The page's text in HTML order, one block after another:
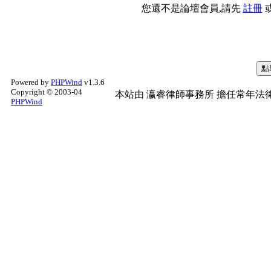
您還不是論壇會員,請先 註冊
Powered by PHPWind v1.3.6
Copyright © 2003-04
PHPWind
本站由 瀛睿律師事務所 擔任常年法